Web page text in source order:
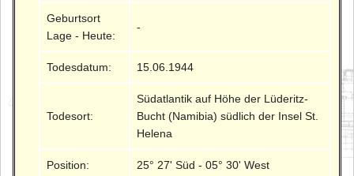
Geburtsort
Lage - Heute:
-
Todesdatum: 15.06.1944
Todesort:
Südatlantik auf Höhe der Lüderitz-
Bucht (Namibia) südlich der Insel St.
Helena
Position: 25° 27' Süd - 05° 30' West